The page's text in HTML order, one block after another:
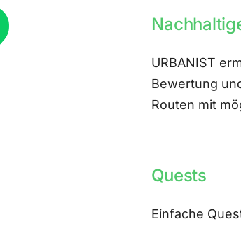
URBANIST
Bewertung
Routen mit
Quests
Einfache